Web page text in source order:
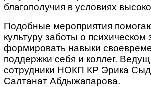
благополучия в условиях
Подобные мероприятия
культуру заботы о психическом
формировать навыки
поддержки себя и коллег.
сотрудники НОКП КР Эрика
Салтанат Абдыжапарова.